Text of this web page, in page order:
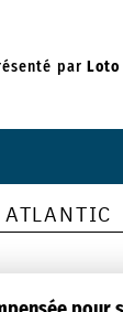
par
ATLANTIC